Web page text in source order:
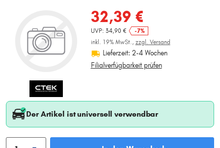
32,39 €
UVP: 34,90 €
-7%
inkl. 19% MwSt., zzgl. Versand
Lieferzeit: 2-4 Wochen
Filialverfügbarkeit prüfen
Der Artikel ist universell verwendbar